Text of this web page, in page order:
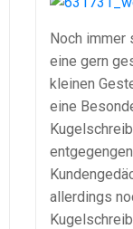
Noch immer
eine gern
kleinen
eine
allerdings